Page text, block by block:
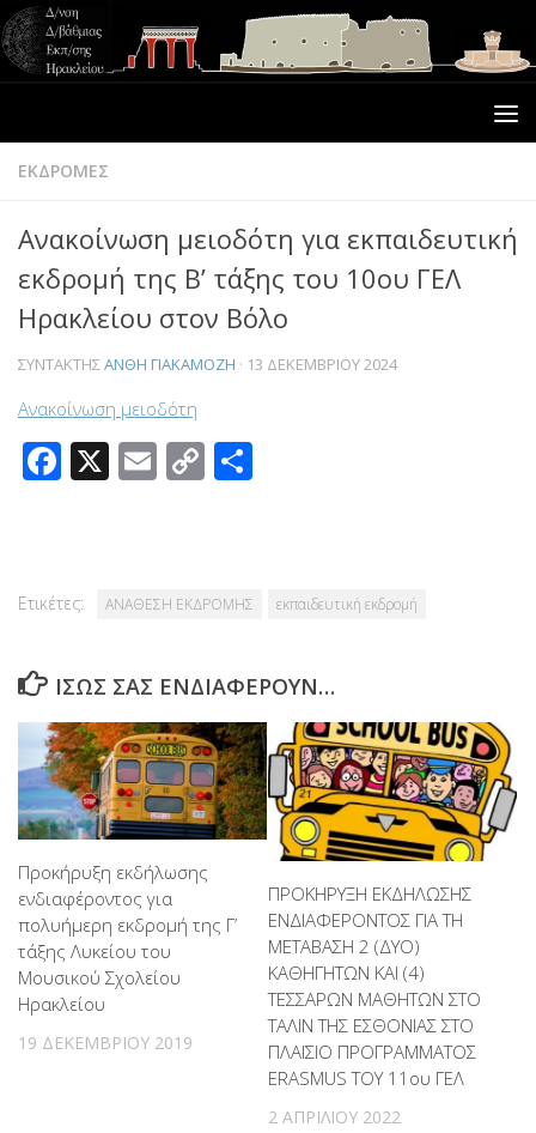
ΕΚΔΡΟΜΕΣ
Ανακοίνωση μειοδότη για εκπαιδευτική
εκδρομή της Β’ τάξης του 10ου ΓΕΛ
Ηρακλείου στον Βόλο
ΣΥΝΤΆΚΤΗΣΑΝΘΗ ΓΙΑΚΑΜΟΖΗ · 13 ΔΕΚΕΜΒΡΊΟΥ 2024
Ανακοίνωση μειοδότη
Facebook
X Email
Copy
Ετικέτες: ΑΝΑΘΕΣΗ ΕΚΔΡΟΜΗΣ εκπαιδευτική εκδρομή
ΊΣΩΣ ΣΑΣ ΕΝΔΙΑΦΈΡΟΥΝ…
Προκήρυξη εκδήλωσης
ενδιαφέροντος για
πολυήμερη εκδρομή της Γ’
τάξης Λυκείου του
Μουσικού Σχολείου
Ηρακλείου
19 ΔΕΚΕΜΒΡΊΟΥ 2019
ΠΡΟΚΗΡΥΞΗ ΕΚΔΗΛΩΣΗΣ
ΕΝΔΙΑΦΕΡΟΝΤΟΣ ΓΙΑ ΤΗ
MΕΤΑΒΑΣΗ 2 (ΔΥΟ)
ΚΑΘΗΓΗΤΩΝ ΚΑΙ (4)
ΤΕΣΣΑΡΩΝ ΜΑΘΗΤΩΝ ΣΤΟ
ΤΑΛΙΝ ΤΗΣ ΕΣΘΟΝΙΑΣ ΣΤΟ
ΠΛΑΙΣΙΟ ΠΡΟΓΡΑΜΜΑΤΟΣ
ERASMUS ΤΟΥ 11ου ΓΕΛ
2 ΑΠΡΙΛΊΟΥ 2022